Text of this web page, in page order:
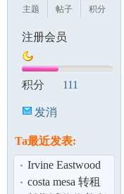
主题
帖子
积分
注册会员
积分 111
发消
Ta最近发表:
Irvine Eastwood
Village 独栋新房
costa mesa 转租